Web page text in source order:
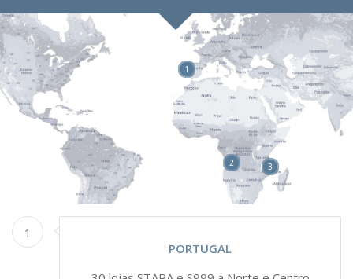
1
2 3
1
PORTUGAL